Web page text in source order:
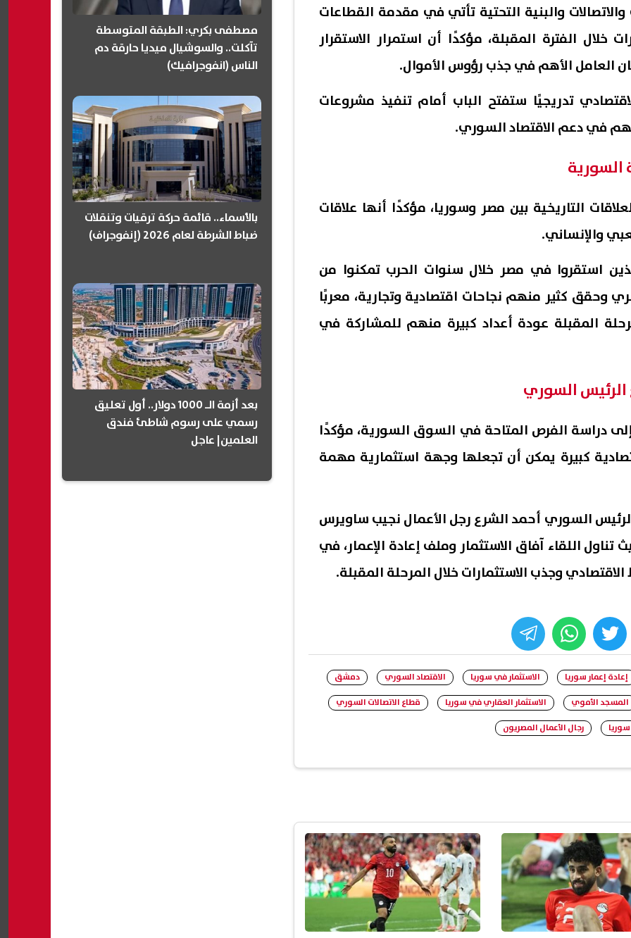
والبنية التحتية تأتي في مقدمة القطاعات
خلال الفترة المقبلة، مؤكدًا أن استمرار الاستقرار
العامل الأهم في جذب رؤوس الأموال.
تدريجيًا ستفتح الباب أمام تنفيذ مشروعات
في دعم الاقتصاد السوري.
السورية
التاريخية بين مصر وسوريا، مؤكدًا أنها علاقات
والإنساني.
استقروا في مصر خلال سنوات الحرب تمكنوا من
وحقق كثير منهم نجاحات اقتصادية وتجارية، معربًا
المقبلة عودة أعداد كبيرة منهم للمشاركة في
الرئيس السوري
دراسة الفرص المتاحة في السوق السورية، مؤكدًا
كبيرة يمكن أن تجعلها وجهة استثمارية مهمة
السوري أحمد الشرع رجل الأعمال نجيب ساويرس
اللقاء آفاق الاستثمار وملف إعادة الإعمار، في
وجذب الاستثمارات خلال المرحلة المقبلة.
twitter
whats
إعادة إعمار سوريا الاستثمار في سوريا الاقتصاد السوري
دمشق
المسجد الأموي الاستثمار العقاري في سوريا
قطاع الاتصالات السوري
سوريا
رجال الأعمال المصريون
مصطفى بكري: الطبقة المتوسطة
تآكلت.. والسوشيال ميديا حارقة دم
الناس (انفوجرافيك)
بالأسماء.. قائمة حركة ترقيات وتنقلات
ضباط الشرطة لعام 2026 (إنفوجراف)
بعد أزمة الـ 1000 دولار.. أول تعليق
رسمي على رسوم شاطئ فندق
العلمين| عاجل